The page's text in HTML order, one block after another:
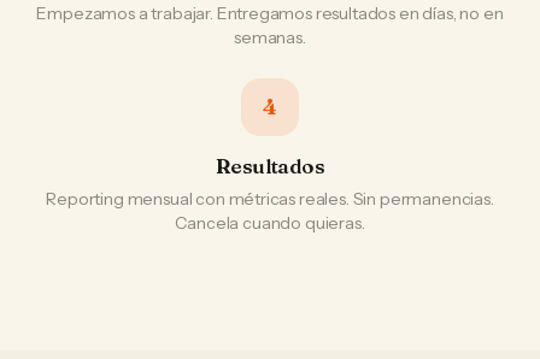
Empezamos a trabajar. Entregamos resultados en días, no en
semanas.
4
Resultados
Reporting mensual con métricas reales. Sin permanencias.
Cancela cuando quieras.